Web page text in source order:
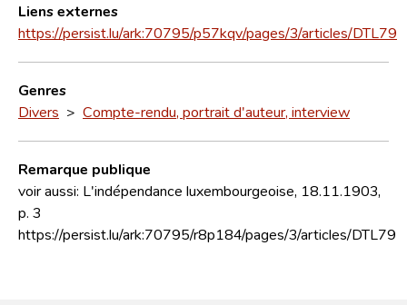
Liens externes
https://persist.lu/ark:70795/p57kqv/pages/3/articles/DTL79
Genres
Divers > Compte-rendu, portrait d'auteur, interview
Remarque publique
voir aussi: L'indépendance luxembourgeoise, 18.11.1903,
p. 3
https://persist.lu/ark:70795/r8p184/pages/3/articles/DTL79